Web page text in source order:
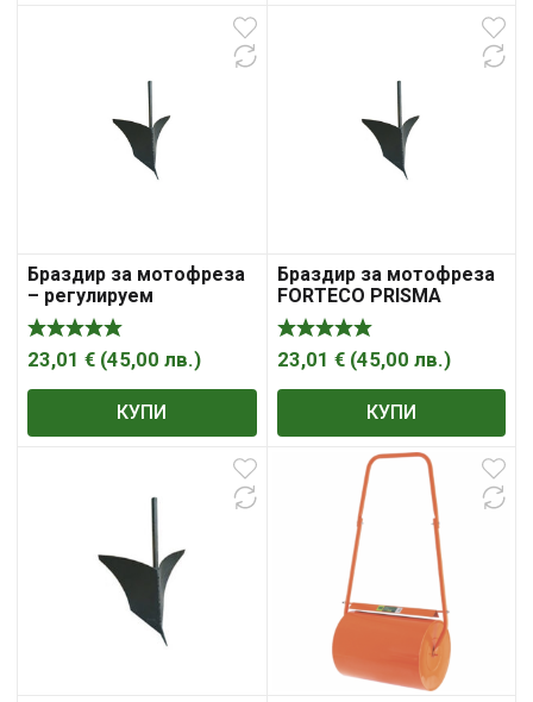
Браздир за мотофреза
– регулируем
23,01 € (45,00 лв.)
КУПИ
Браздир за мотофреза
FORTECO PRISMA
23,01 € (45,00 лв.)
КУПИ